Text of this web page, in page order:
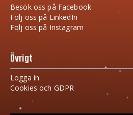
Besök oss på Facebook
Följ oss på LinkedIn
Följ oss på Instagram
Övrigt
Logga in
Cookies och GDPR